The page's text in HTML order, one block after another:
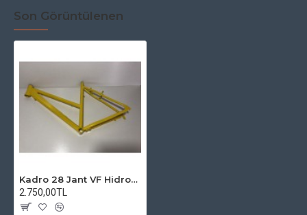
Son Görüntülenen
Kadro 28 Jant VF Hidroform Kadın Şehir Bisikilet
2.750,00TL